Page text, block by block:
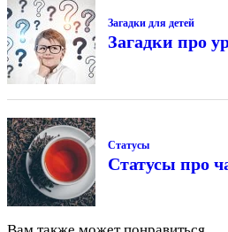
Загадки для детей
Загадки про
Статусы
Статусы про